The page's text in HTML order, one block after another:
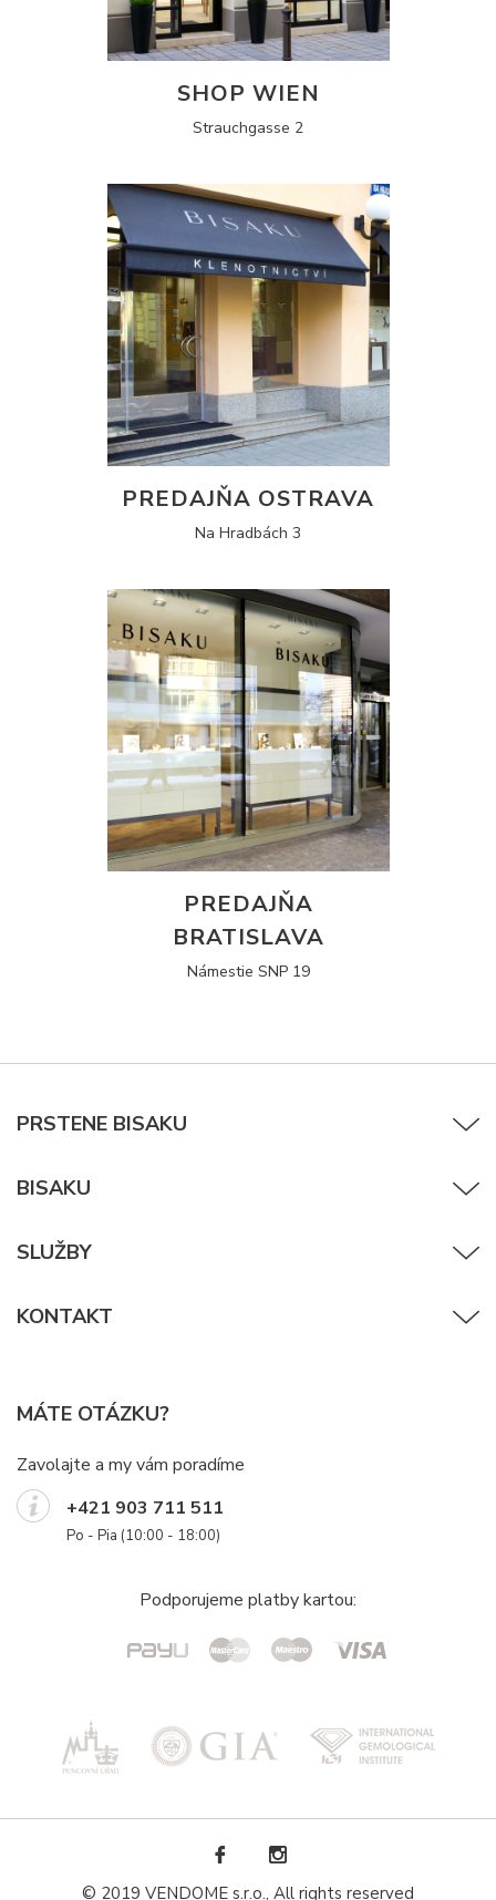
SHOP WIEN
Strauchgasse 2
PREDAJŇA OSTRAVA
Na Hradbách 3
PREDAJŇA
BRATISLAVA
Námestie SNP 19
PRSTENE BISAKU
BISAKU
SLUŽBY
KONTAKT
MÁTE OTÁZKU?
Zavolajte a my vám poradíme
+421 903 711 511
Po - Pia (10:00 - 18:00)
Podporujeme platby kartou:
© 2019 VENDOME s.r.o., All rights reserved